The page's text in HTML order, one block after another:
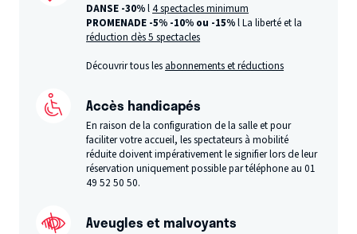
DANSE -30%l4 spectacles minimum
PROMENADE -5% -10% ou -15%l La liberté et la
réduction dès 5 spectacles
Découvrir tous les abonnements et réductions
Accès handicapés
En raison de la configuration de la salle et pour
faciliter votre accueil, les spectateurs à mobilité
réduite doivent impérativement le signifier lors de leur
réservation uniquement possible par téléphone au 01
49 52 50 50.
Aveugles et malvoyants